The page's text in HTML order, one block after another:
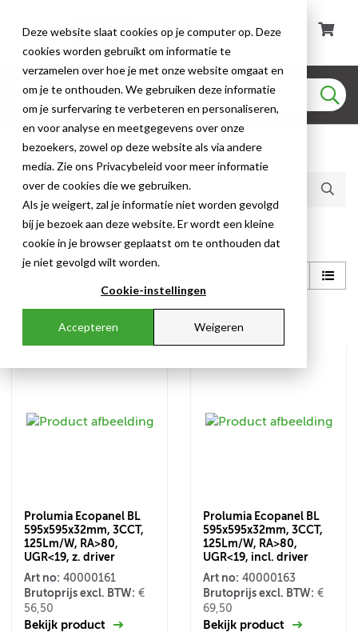
Deze website slaat cookies op je computer op. Deze
cookies worden gebruikt om informatie te
verzamelen over hoe je met onze website omgaat en
om je te onthouden. We gebruiken deze informatie
om je surfervaring te verbeteren en personaliseren,
en voor analyse en meetgegevens over onze
bezoekers, zowel op deze website als via andere
media. Zie ons Privacybeleid voor meer informatie
over de cookies die we gebruiken.
Als je weigert, zal je informatie niet worden gevolgd
bij je bezoek aan deze website. Er wordt een kleine
cookie in je browser geplaatst om te onthouden dat
je niet gevolgd wilt worden.
Cookie-instellingen
Accepteren Weigeren
Huidige producten (3)
Shop
Prolumia Ecopanel BL
595x595x32mm, 3CCT,
125Lm/W, RA>80,
UGR<19, z. driver
Art no: 40000161
Brutoprijs excl. BTW: €
56,50
Bekijk product
Prolumia Ecopanel BL
595x595x32mm, 3CCT,
125Lm/W, RA>80,
UGR<19, incl. driver
Art no: 40000163
Brutoprijs excl. BTW: €
69,50
Bekijk product